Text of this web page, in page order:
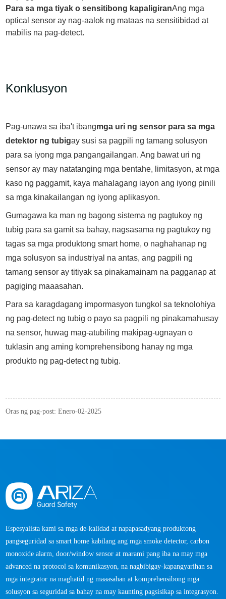
Para sa mga tiyak o sensitibong kapaligiranAng mga
optical sensor ay nag-aalok ng mataas na sensitibidad at
mabilis na pag-detect.
Konklusyon
Pag-unawa sa iba't ibangmga uri ng sensor para sa mga
detektor ng tubigay susi sa pagpili ng tamang solusyon
para sa iyong mga pangangailangan. Ang bawat uri ng
sensor ay may natatanging mga bentahe, limitasyon, at mga
kaso ng paggamit, kaya mahalagang iayon ang iyong pinili
sa mga kinakailangan ng iyong aplikasyon.
Gumagawa ka man ng bagong sistema ng pagtukoy ng
tubig para sa gamit sa bahay, nagsasama ng pagtukoy ng
tagas sa mga produktong smart home, o naghahanap ng
mga solusyon sa industriyal na antas, ang pagpili ng
tamang sensor ay titiyak sa pinakamainam na pagganap at
pagiging maaasahan.
Para sa karagdagang impormasyon tungkol sa teknolohiya
ng pag-detect ng tubig o payo sa pagpili ng pinakamahusay
na sensor, huwag mag-atubiling makipag-ugnayan o
tuklasin ang aming komprehensibong hanay ng mga
produkto ng pag-detect ng tubig.
Oras ng pag-post: Enero-02-2025
Espesyalista kami sa mga de-kalidad at napapasadyang produktong
pangseguridad sa smart home kabilang ang mga smoke detector, carbon
monoxide alarm, door/window sensor at marami pang iba na may mga
advanced na protocol sa komunikasyon, na nagbibigay-kapangyarihan sa
mga integrator na maghatid ng maaasahan at komprehensibong mga
solusyon sa seguridad sa bahay na may kaunting pagsisikap sa integrasyon.